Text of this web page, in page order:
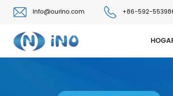
info@ourino.com +86-592-